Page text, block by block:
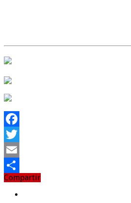
Facebook
Twitter
Email
Compartir
Compartir